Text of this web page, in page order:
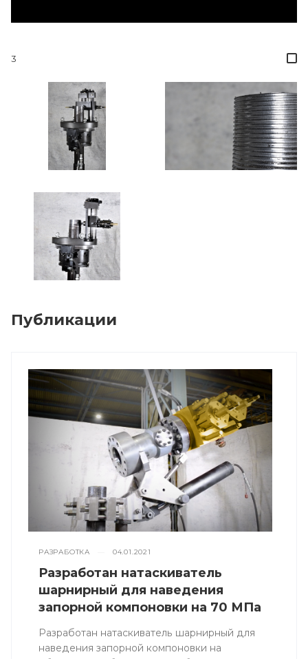
3
Публикации
РАЗРАБОТКА 04.01.2021
Разработан натаскиватель
шарнирный для наведения
запорной компоновки на 70 МПа
Разработан натаскиватель шарнирный для
наведения запорной компоновки на